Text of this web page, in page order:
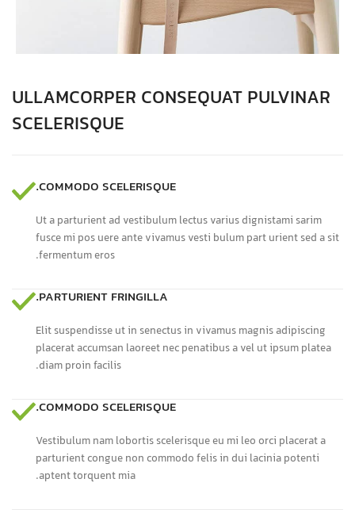
ULLAMCORPER CONSEQUAT PULVINAR
SCELERISQUE
COMMODO SCELERISQUE.
Ut a parturient ad vestibulum lectus varius dignistami sarim
fusce mi pos uere ante vivamus vesti bulum part urient sed a sit
fermentum eros.
PARTURIENT FRINGILLA.
Elit suspendisse ut in senectus in vivamus magnis adipiscing
placerat accumsan laoreet nec penatibus a vel ut ipsum platea
diam proin facilis.
COMMODO SCELERISQUE.
Vestibulum nam lobortis scelerisque eu mi leo orci placerat a
parturient congue non commodo felis in dui lacinia potenti
aptent torquent mia.